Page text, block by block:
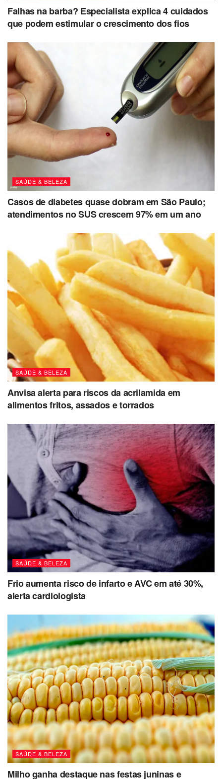
Falhas na barba? Especialista explica 4 cuidados
que podem estimular o crescimento dos fios
SAÚDE & BELEZA
Casos de diabetes quase dobram em São Paulo;
atendimentos no SUS crescem 97% em um ano
SAÚDE & BELEZA
Anvisa alerta para riscos da acrilamida em
alimentos fritos, assados e torrados
SAÚDE & BELEZA
Frio aumenta risco de infarto e AVC em até 30%,
alerta cardiologista
SAÚDE & BELEZA
Milho ganha destaque nas festas juninas e